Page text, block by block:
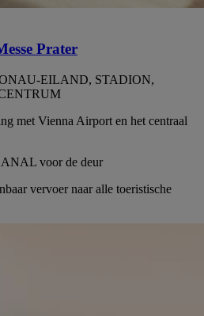
Prater
EILAND, STADION,
met Vienna Airport en het centraal
voor de deur
vervoer naar alle toeristische